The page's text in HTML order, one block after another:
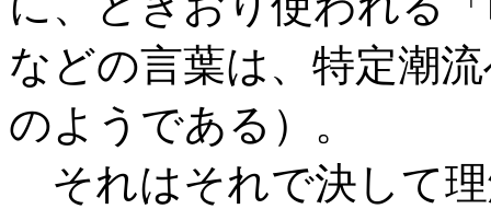
などの言葉は、特定潮
のようである）。
それはそれで決して